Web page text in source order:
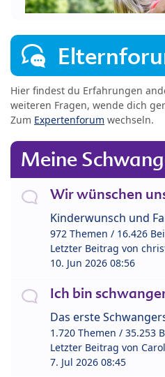
Hier findest du Erfahrungen
weiteren Fragen, wende dich
Zum Expertenforum wechseln.
Meine
Wir wünschen
Kinderwunsch und
972 Themen / 16.426
Letzter Beitrag von
10. Jun 2026 08:56
Ich bin
Das erste
1.720 Themen / 35.253
Letzter Beitrag von
7. Jul 2026 08:45